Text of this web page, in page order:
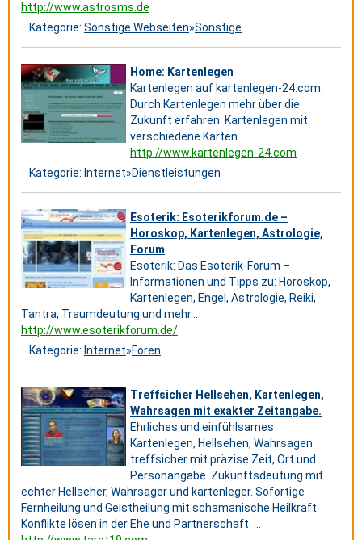
http://www.astrosms.de
Kategorie: Sonstige Webseiten»Sonstige
Home: Kartenlegen
Kartenlegen auf kartenlegen-24.com.
Durch Kartenlegen mehr über die
Zukunft erfahren. Kartenlegen mit
verschiedene Karten.
http://www.kartenlegen-24.com
Kategorie: Internet»Dienstleistungen
Esoterik: Esoterikforum.de –
Horoskop, Kartenlegen, Astrologie,
Forum
Esoterik: Das Esoterik-Forum –
Informationen und Tipps zu: Horoskop,
Kartenlegen, Engel, Astrologie, Reiki,
Tantra, Traumdeutung und mehr…
http://www.esoterikforum.de/
Kategorie: Internet»Foren
Treffsicher Hellsehen, Kartenlegen,
Wahrsagen mit exakter Zeitangabe.
Ehrliches und einfühlsames
Kartenlegen, Hellsehen, Wahrsagen
treffsicher mit präzise Zeit, Ort und
Personangabe. Zukunftsdeutung mit
echter Hellseher, Wahrsager und kartenleger. Sofortige
Fernheilung und Geistheilung mit schamanische Heilkraft.
Konflikte lösen in der Ehe und Partnerschaft. ...